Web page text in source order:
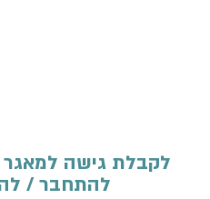
לקבלת גישה למאגר
להתחבר /